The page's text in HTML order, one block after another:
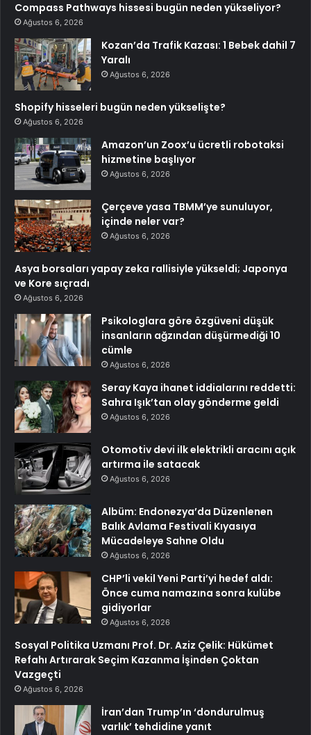
Compass Pathways hissesi bugün neden yükseliyor?
Ağustos 6, 2026
Kozan’da Trafik Kazası: 1 Bebek dahil 7
Yaralı
Ağustos 6, 2026
Shopify hisseleri bugün neden yükselişte?
Ağustos 6, 2026
Amazon’un Zoox’u ücretli robotaksi
hizmetine başlıyor
Ağustos 6, 2026
Çerçeve yasa TBMM’ye sunuluyor,
içinde neler var?
Ağustos 6, 2026
Asya borsaları yapay zeka rallisiyle yükseldi; Japonya
ve Kore sıçradı
Ağustos 6, 2026
Psikologlara göre özgüveni düşük
insanların ağzından düşürmediği 10
cümle
Ağustos 6, 2026
Seray Kaya ihanet iddialarını reddetti:
Sahra Işık’tan olay gönderme geldi
Ağustos 6, 2026
Otomotiv devi ilk elektrikli aracını açık
artırma ile satacak
Ağustos 6, 2026
Albüm: Endonezya’da Düzenlenen
Balık Avlama Festivali Kıyasıya
Mücadeleye Sahne Oldu
Ağustos 6, 2026
CHP’li vekil Yeni Parti’yi hedef aldı:
Önce cuma namazına sonra kulübe
gidiyorlar
Ağustos 6, 2026
Sosyal Politika Uzmanı Prof. Dr. Aziz Çelik: Hükümet
Refahı Artırarak Seçim Kazanma İşinden Çoktan
Vazgeçti
Ağustos 6, 2026
İran’dan Trump’ın ‘dondurulmuş
varlık’ tehdidine yanıt